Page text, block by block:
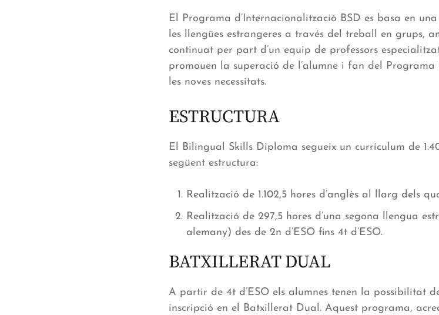
El Programa d’Internacionalització BSD es basa en
les llengües estrangeres a través del treball en grups,
continuat per part d’un equip de professors
promouen la superació de l’alumne i fan del
les noves necessitats.
ESTRUCTURA
El Bilingual Skills Diploma segueix un currículum de
següent estructura:
Realització de 1.102,5 hores d’anglès al llarg dels
Realització de 297,5 hores d’una segona llengua
alemany) des de 2n d’ESO fins 4t d’ESO.
BATXILLERAT DUAL
A partir de 4t d’ESO els alumnes tenen la possibilitat
inscripció en el Batxillerat Dual. Aquest programa,